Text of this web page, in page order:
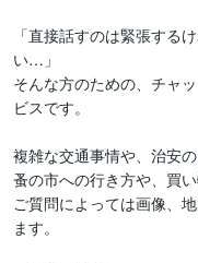
「直接話すのは緊張する
い…」
そんな方のための、チャ
ビスです。
複雑な交通事情や、治安の
蚤の市への行き方や、買
ご質問によっては画像、
ます。